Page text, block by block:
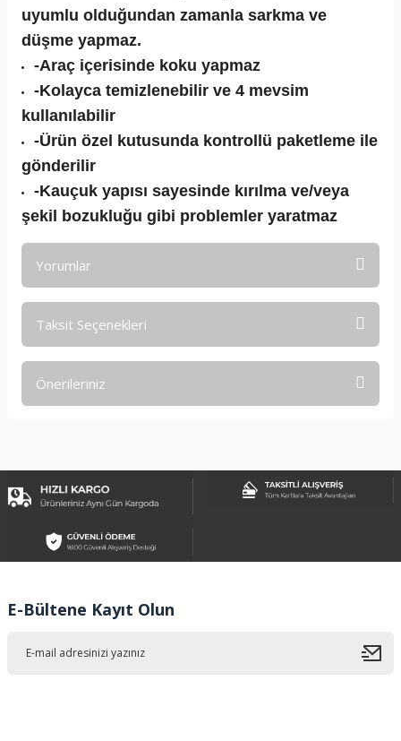
uyumlu olduğundan zamanla sarkma ve
düşme yapmaz.
-Araç içerisinde koku yapmaz
-Kolayca temizlenebilir ve 4 mevsim
kullanılabilir
-Ürün özel kutusunda kontrollü paketleme ile
gönderilir
-Kauçuk yapısı sayesinde kırılma ve/veya
şekil bozukluğu gibi problemler yaratmaz
Yorumlar
Taksit Seçenekleri
Önerileriniz
Görüş ve önerileriniz için teşekkür ederiz.
Ürün açıklamasında eksik bilgiler bulunuyor.
Ürün fiyatı diğer sitelerden daha pahalı.
E-Bültene Kayıt Olun